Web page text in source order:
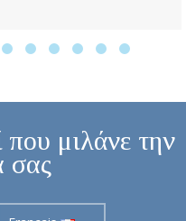
που μιλάνε την
σας